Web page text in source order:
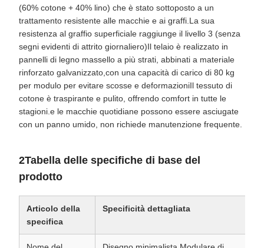
(60% cotone + 40% lino) che è stato sottoposto a un
trattamento resistente alle macchie e ai graffi.La sua
resistenza al graffio superficiale raggiunge il livello 3 (senza
segni evidenti di attrito giornaliero)Il telaio è realizzato in
pannelli di legno massello a più strati, abbinati a materiale
rinforzato galvanizzato,con una capacità di carico di 80 kg
per modulo per evitare scosse e deformazioniIl tessuto di
cotone è traspirante e pulito, offrendo comfort in tutte le
stagioni.e le macchie quotidiane possono essere asciugate
con un panno umido, non richiede manutenzione frequente.
2Tabella delle specifiche di base del
prodotto
Articolo della
specifica
Specificità dettagliata